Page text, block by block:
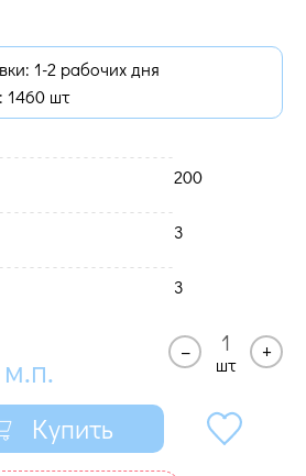
1-2 рабочих дня
1460 шт
200
3
3
–
шт
+
Купить